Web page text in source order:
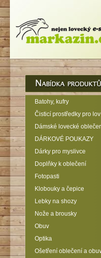
Batohy, kufry
Čisticí prostředky pro
Dámské lovecké
DÁRKOVÉ POUKAZY
Dárky pro myslivce
Doplňky k oblečení
Fotopasti
Klobouky a čepice
Lebky na shozy
Nože a brousky
Obuv
Optika
Ošetření oblečení a